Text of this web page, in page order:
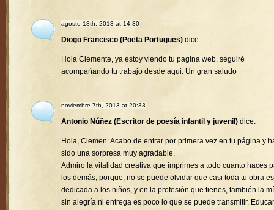
agosto 18th, 2013 at 14:30
Diogo Francisco (Poeta Portugues) dice:
Hola Clemente, ya estoy viendo tu pagina web, seguiré
acompañando tu trabajo desde aqui. Un gran saludo
noviembre 7th, 2013 at 20:33
Antonio Núñez (Escritor de poesía infantil y juvenil) dice:
Hola, Clemen: Acabo de entrar por primera vez en tu página y
sido una sorpresa muy agradable.
Admiro la vitalidad creativa que imprimes a todo cuanto haces
los demás, porque, no se puede olvidar que casi toda tu obra
dedicada a los niños, y en la profesión que tienes, también la
sin alegría ni entrega es poco lo que se puede transmitir.